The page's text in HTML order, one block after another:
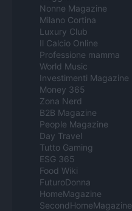
Nonne Magazine
Milano Cortina
Luxury Club
Il Calcio Online
Professione mamma
World Music
Investimenti Magazine
Money 365
Zona Nerd
B2B Magazine
People Magazine
Day Travel
Tutto Gaming
ESG 365
Food Wiki
FuturoDonna
HomeMagazine
SecondHomeMagazine